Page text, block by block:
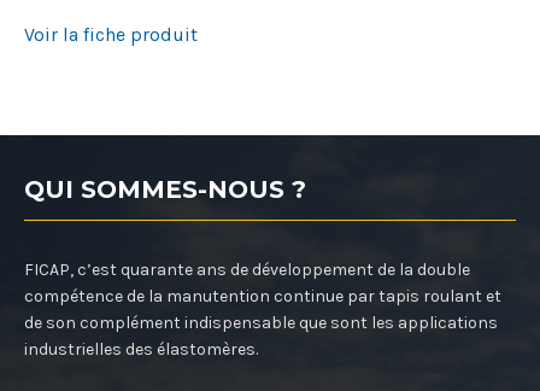
Voir la fiche produit
QUI SOMMES-NOUS ?
FICAP, c’est quarante ans de développement de la double
compétence de la manutention continue par tapis roulant et
de son complément indispensable que sont les applications
industrielles des élastomères.